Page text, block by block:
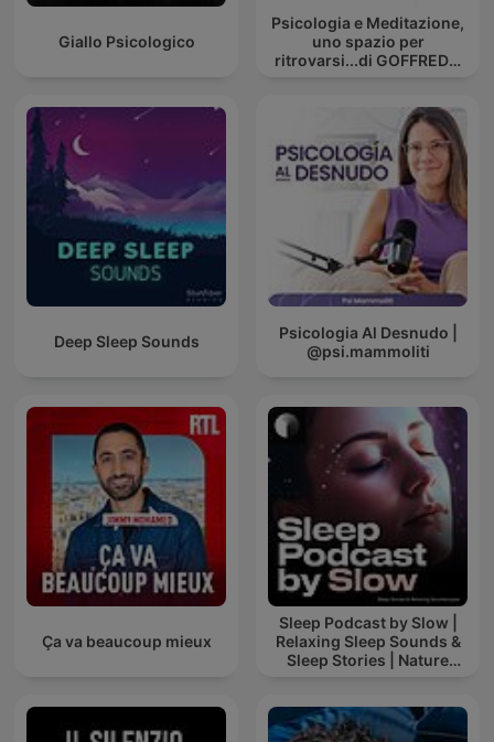
Giallo Psicologico
Psicologia e Meditazione,
uno spazio per
ritrovarsi...di GOFFREDO
Deep Sleep Sounds
Psicologia Al Desnudo |
@psi.mammoliti
Ça va beaucoup mieux
Sleep Podcast by Slow |
Relaxing Sleep Sounds &
Sleep Stories | Nature